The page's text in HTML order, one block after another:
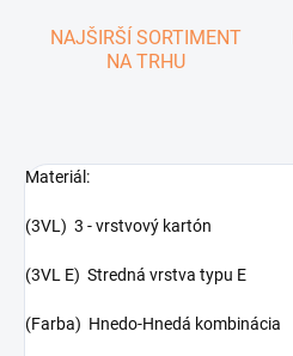
NAJŠIRŠÍ SORTIMENT
NA TRHU
Materiál:
(3VL) 3 - vrstvový kartón
(3VL E) Stredná vrstva typu E
(Farba) Hnedo-Hnedá kombinácia